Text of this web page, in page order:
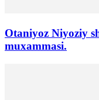
Otaniyoz Niyoziy
muxammasi.